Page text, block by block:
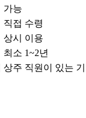
가능
직접 수령
상시 이용
최소 1~2년
상주 직원이 있는